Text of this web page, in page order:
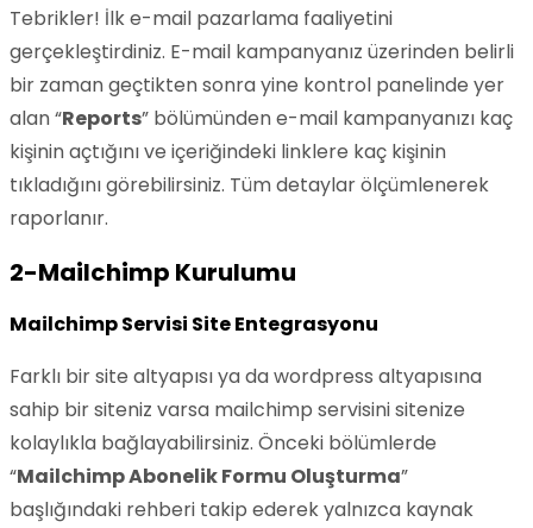
Tebrikler! İlk e-mail pazarlama faaliyetini
gerçekleştirdiniz. E-mail kampanyanız üzerinden belirli
bir zaman geçtikten sonra yine kontrol panelinde yer
alan “Reports” bölümünden e-mail kampanyanızı kaç
kişinin açtığını ve içeriğindeki linklere kaç kişinin
tıkladığını görebilirsiniz. Tüm detaylar ölçümlenerek
raporlanır.
2-Mailchimp Kurulumu
Mailchimp Servisi Site Entegrasyonu
Farklı bir site altyapısı ya da wordpress altyapısına
sahip bir siteniz varsa mailchimp servisini sitenize
kolaylıkla bağlayabilirsiniz. Önceki bölümlerde
“Mailchimp Abonelik Formu Oluşturma”
başlığındaki rehberi takip ederek yalnızca kaynak